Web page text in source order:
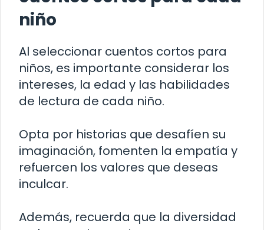
niño
Al seleccionar cuentos cortos para
niños, es importante considerar los
intereses, la edad y las habilidades
de lectura de cada niño.
Opta por historias que desafíen su
imaginación, fomenten la empatía y
refuercen los valores que deseas
inculcar.
Además, recuerda que la diversidad